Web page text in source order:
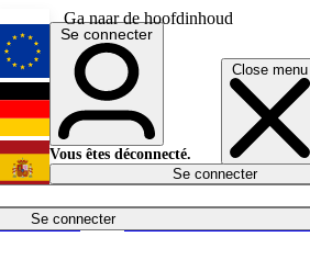
Ga naar de hoofdinhoud
Close menu
Se connecter
Économie
English
Deutsch
Español
Se connecter
Vous êtes déconnecté.
Se connecter